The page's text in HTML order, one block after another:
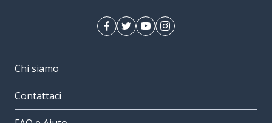
Chi siamo
Contattaci